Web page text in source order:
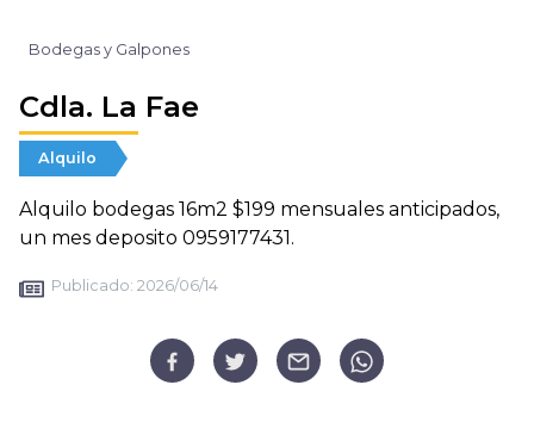
Bodegas y Galpones
Cdla. La Fae
Alquilo
Alquilo bodegas 16m2 $199 mensuales anticipados,
un mes deposito 0959177431.
Publicado: 2026/06/14